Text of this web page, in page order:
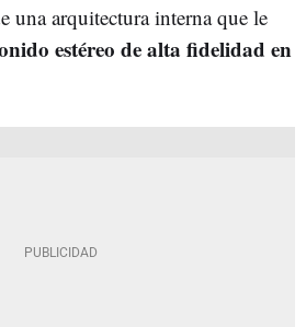
una arquitectura interna que le
estéreo de alta fidelidad en